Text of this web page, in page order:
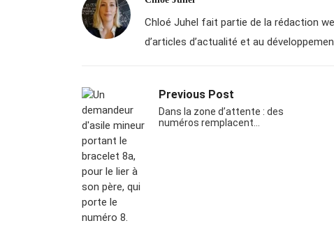
Chloé Juhel fait partie de la rédaction
d’articles d’actualité et au
Previous Post
Dans la zone d’attente : des
numéros remplacent…